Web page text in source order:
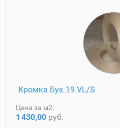
Кромка Бук 19 VL/S
Цена за м2:
1 430,00 руб.